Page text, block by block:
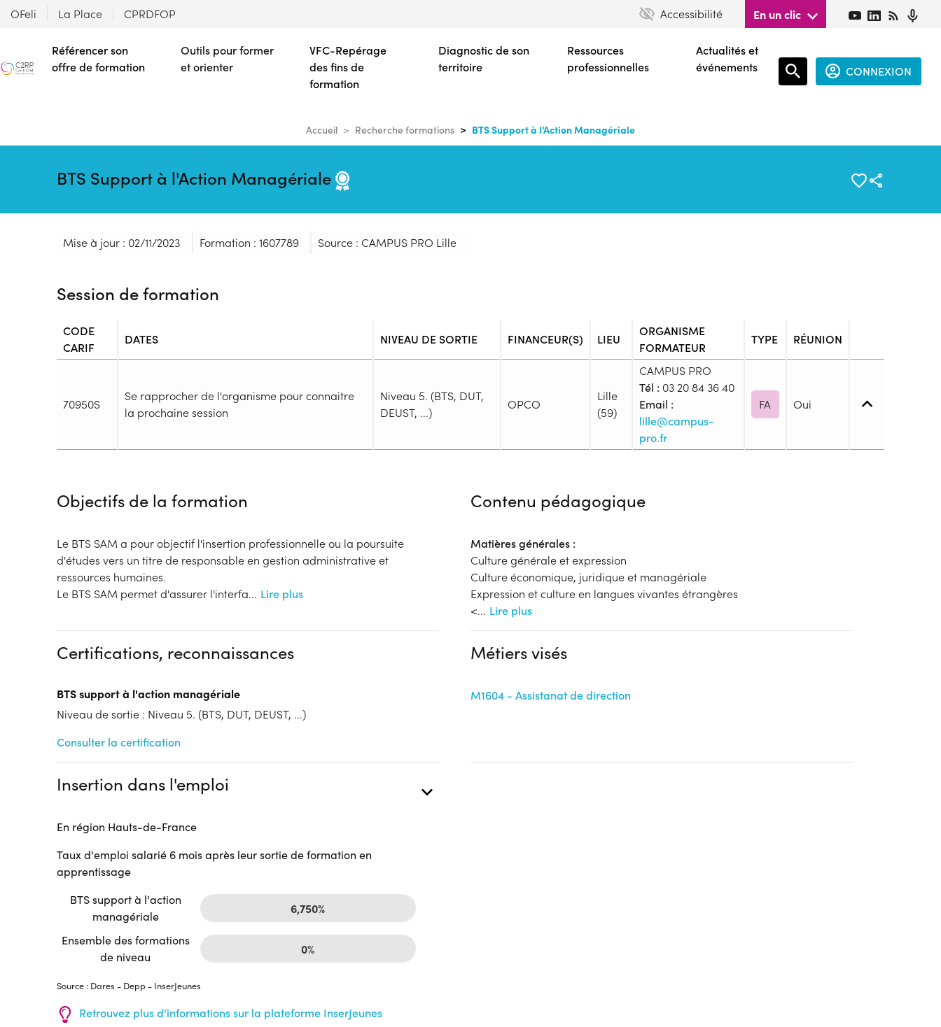
contenu
principal
OFeli La Place CPRDFOP Accessibilité En un clic
Référencer son
offre de formation
Outils pour former
et orienter
VFC-Repérage
des fins de
formation
Diagnostic de son
territoire
Ressources
professionnelles
Actualités et
événements
CONNEXION
Accueil Recherche formations BTS Support à l'Action Managériale
BTS Support à l'Action Managériale
Mise à jour : 02/11/2023 Formation : 1607789 Source : CAMPUS PRO Lille
Session de formation
CODE
CARIF
DATES NIVEAU DE SORTIE FINANCEUR(S) LIEU
ORGANISME
FORMATEUR
TYPE RÉUNION
70950S
Se rapprocher de l'organisme pour connaitre
la prochaine session
Niveau 5. (BTS, DUT,
DEUST, ...)
OPCO
Lille
(59)
CAMPUS PRO
Tél : 03 20 84 36 40
Email :
lille@campus-
pro.fr
FA Oui
Durée en centre :1350h
Rythme :
Cours de jour
Type de parcours :Parcours collectif
Formation par voie de l'Apprentissage
OPCO
Tarif : N.C.
Cycle de l'alternance
Année 1 : Contrat d’apprentissage
Lieu de formation
59000 Lille
Accès handicap : Pas d'accès handicap
Restauration :Pas de restauration
Transport :Pas de transport
Prérequis :
En recherche d'emploi, Tout public
Réunions d'informations
Dossier :
- Contactez l'organisme pour connaitre les modalités de dépôts de dossier
Complément d'information
Objectifs de la formation
Le BTS SAM a pour objectif l'insertion professionnelle ou la poursuite
d'études vers un titre de responsable en gestion administrative et
ressources humaines.
Le BTS SAM permet d'assurer l'interfa... Lire plus
Contenu pédagogique
Matières générales :
Culture générale et expression
Culture économique, juridique et managériale
Expression et culture en langues vivantes étrangères
<... Lire plus
Certifications, reconnaissances
BTS support à l'action managériale
Niveau de sortie : Niveau 5. (BTS, DUT, DEUST, ...)
Consulter la certification
Métiers visés
M1604 - Assistanat de direction
Insertion dans l'emploi
En région Hauts-de-France
Taux d'emploi salarié 6 mois après leur sortie de formation en
apprentissage
BTS support à l'action
managériale
6,750%
Ensemble des formations
de niveau
0%
Source : Dares - Depp - InserJeunes
Retrouvez plus d'informations sur la plateforme InserJeunes